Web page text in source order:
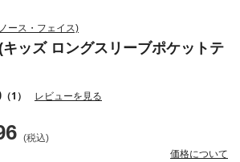
ース・フェイス)
ッズ ロングスリーブポケットテ
（1） レビューを見る
(税込)
価格について